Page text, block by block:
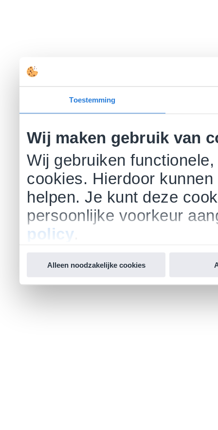
Toestemming
Wij maken gebruik van
Wij gebruiken
cookies. Hierdoor
helpen. Je kunt deze
persoonlijke voorkeur
policy
Alleen noodzakelijke cookies